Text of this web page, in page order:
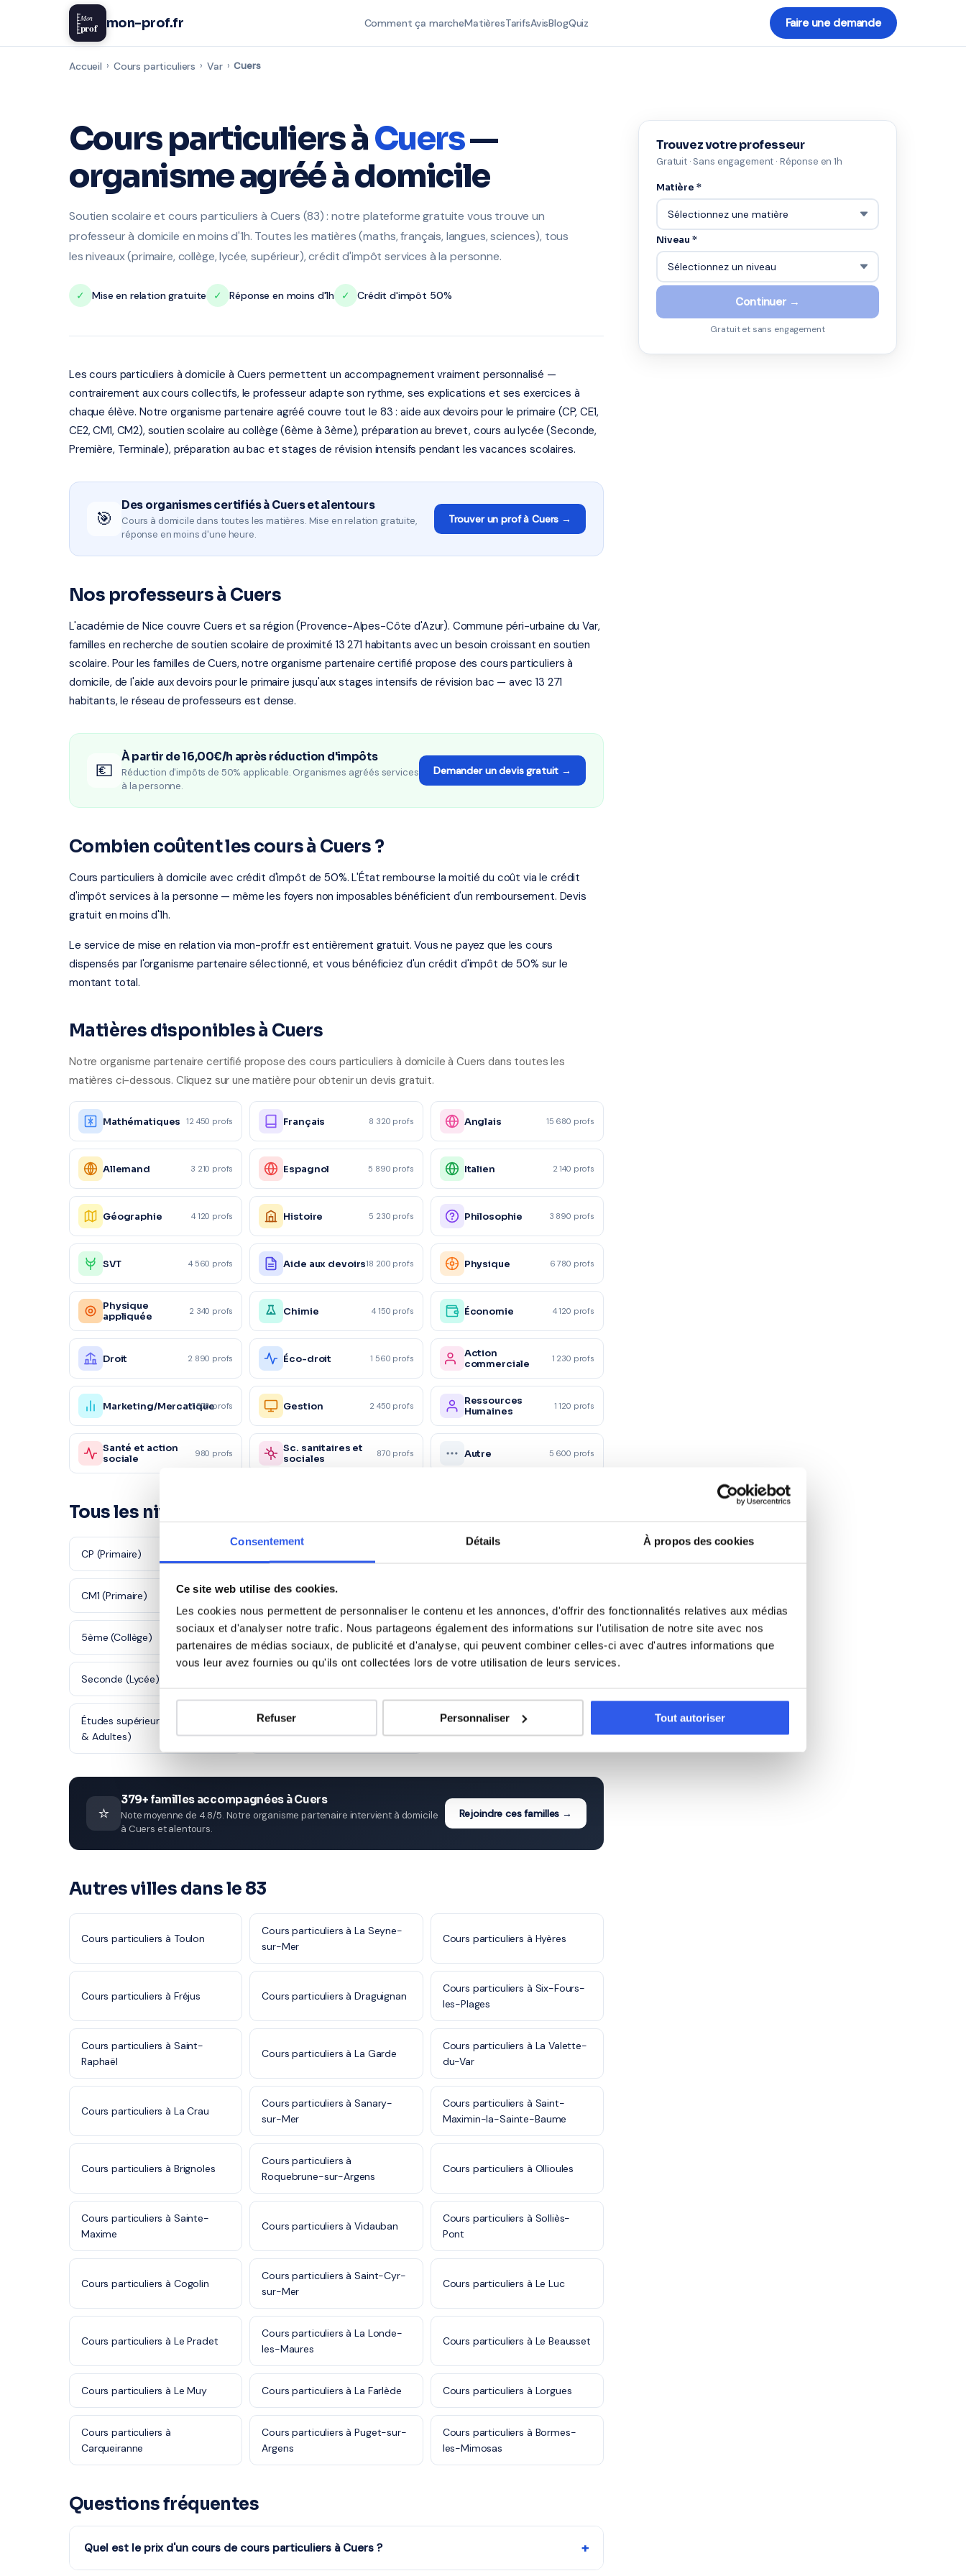
Consentement Détails À propos des cookies
Ce site web utilise des cookies.
Les cookies nous permettent de personnaliser le contenu et les annonces, d'offrir des fonctionnalités relatives aux médias
sociaux et d'analyser notre trafic. Nous partageons également des informations sur l'utilisation de notre site avec nos
partenaires de médias sociaux, de publicité et d'analyse, qui peuvent combiner celles-ci avec d'autres informations que
vous leur avez fournies ou qu'ils ont collectées lors de votre utilisation de leurs services.
Refuser Personnaliser Tout autoriser
Mon
prof mon-prof.fr Comment ça marcheMatièresTarifsAvisBlogQuiz Faire une demande
Accueil › Cours particuliers › Var › Cuers
Cours particuliers àCuers—
organisme agréé à domicile
Soutien scolaire et cours particuliers à Cuers (83) : notre plateforme gratuite vous trouve un
professeur à domicile en moins d'1h. Toutes les matières (maths, français, langues, sciences), tous
les niveaux (primaire, collège, lycée, supérieur), crédit d'impôt services à la personne.
✓ Mise en relation gratuite ✓ Réponse en moins d'1h ✓ Crédit d'impôt 50%
Les cours particuliers à domicile à Cuers permettent un accompagnement vraiment personnalisé —
contrairement aux cours collectifs, le professeur adapte son rythme, ses explications et ses exercices à
chaque élève. Notre organisme partenaire agréé couvre tout le 83 : aide aux devoirs pour le primaire (CP, CE1,
CE2, CM1, CM2), soutien scolaire au collège (6ème à 3ème), préparation au brevet, cours au lycée (Seconde,
Première, Terminale), préparation au bac et stages de révision intensifs pendant les vacances scolaires.
🎯
Des organismes certifiés à Cuers et alentours
Cours à domicile dans toutes les matières. Mise en relation gratuite,
réponse en moins d'une heure.
Trouver un prof à Cuers →
Nos professeurs à Cuers
L'académie de Nice couvre Cuers et sa région (Provence-Alpes-Côte d'Azur). Commune péri-urbaine du Var,
familles en recherche de soutien scolaire de proximité 13 271 habitants avec un besoin croissant en soutien
scolaire. Pour les familles de Cuers, notre organisme partenaire certifié propose des cours particuliers à
domicile, de l'aide aux devoirs pour le primaire jusqu'aux stages intensifs de révision bac — avec 13 271
habitants, le réseau de professeurs est dense.
💶
À partir de 16,00€/h après réduction d'impôts
Réduction d'impôts de 50% applicable. Organismes agréés services
à la personne.
Demander un devis gratuit →
Combien coûtent les cours à Cuers ?
Cours particuliers à domicile avec crédit d'impôt de 50%. L'État rembourse la moitié du coût via le crédit
d'impôt services à la personne — même les foyers non imposables bénéficient d'un remboursement. Devis
gratuit en moins d'1h.
Le service de mise en relation via mon-prof.fr est entièrement gratuit. Vous ne payez que les cours
dispensés par l'organisme partenaire sélectionné, et vous bénéficiez d'un crédit d'impôt de 50% sur le
montant total.
Matières disponibles à Cuers
Notre organisme partenaire certifié propose des cours particuliers à domicile à Cuers dans toutes les
matières ci-dessous. Cliquez sur une matière pour obtenir un devis gratuit.
Mathématiques 12 450 profs Français 8 320 profs Anglais 15 680 profs
Allemand 3 210 profs Espagnol 5 890 profs Italien 2 140 profs
Géographie 4 120 profs Histoire 5 230 profs Philosophie 3 890 profs
SVT 4 560 profs Aide aux devoirs18 200 profs Physique 6 780 profs
Physique
appliquée
2 340 profs Chimie 4 150 profs Économie 4 120 profs
Droit 2 890 profs Éco-droit 1 560 profs
Action
commerciale
1 230 profs
Marketing/Mercatique
1 870 profs Gestion 2 450 profs
Ressources
Humaines
1 120 profs
Santé et action
sociale
980 profs
Sc. sanitaires et
sociales
870 profs Autre 5 600 profs
Tous les niveaux à Cuers
CP (Primaire)
CM1 (Primaire) CM2 (Primaire)
5ème (Collège) 4ème (Collège) 3ème (Collège)
Seconde (Lycée)
Études supérieures (Supérieur
& Adultes)
⭐
379+ familles accompagnées à Cuers
Note moyenne de 4.8/5. Notre organisme partenaire intervient à domicile
à Cuers et alentours.
Rejoindre ces familles →
Autres villes dans le 83
Cours particuliers à Toulon
Cours particuliers à La Seyne-
sur-Mer
Cours particuliers à Hyères
Cours particuliers à Fréjus Cours particuliers à Draguignan
Cours particuliers à Six-Fours-
les-Plages
Cours particuliers à Saint-
Raphaël
Cours particuliers à La Garde
Cours particuliers à La Valette-
du-Var
Cours particuliers à La Crau
Cours particuliers à Sanary-
sur-Mer
Cours particuliers à Saint-
Maximin-la-Sainte-Baume
Cours particuliers à Brignoles
Cours particuliers à
Roquebrune-sur-Argens
Cours particuliers à Ollioules
Cours particuliers à Sainte-
Maxime
Cours particuliers à Vidauban
Cours particuliers à Solliès-
Pont
Cours particuliers à Cogolin
Cours particuliers à Saint-Cyr-
sur-Mer
Cours particuliers à Le Luc
Cours particuliers à Le Pradet
Cours particuliers à La Londe-
les-Maures
Cours particuliers à Le Beausset
Cours particuliers à Le Muy Cours particuliers à La Farlède Cours particuliers à Lorgues
Cours particuliers à
Carqueiranne
Cours particuliers à Puget-sur-
Argens
Cours particuliers à Bormes-
les-Mimosas
Questions fréquentes
Quel est le prix d'un cours de cours particuliers à Cuers ? +
Trouvez votre professeur
Gratuit · Sans engagement · Réponse en 1h
Matière *
Niveau *
Continuer →
Gratuit et sans engagement